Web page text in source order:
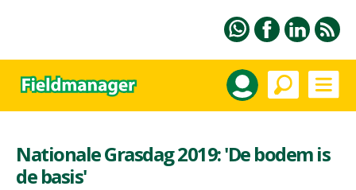
Nationale Grasdag 2019: 'De bodem is
de basis'